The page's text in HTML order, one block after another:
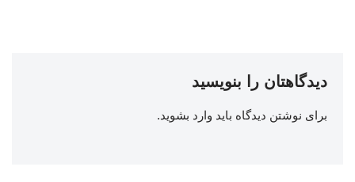
دیدگاهتان را بنویسید
برای نوشتن دیدگاه باید وارد بشوید.